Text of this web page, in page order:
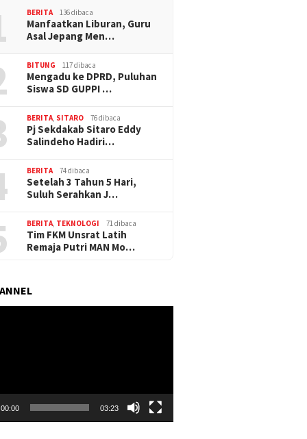
BERITA 136 dibaca
Manfaatkan Liburan, Guru
Asal Jepang Men…
BITUNG 117 dibaca
Mengadu ke DPRD, Puluhan
Siswa SD GUPPI …
BERITA SITARO 76 dibaca
Pj Sekdakab Sitaro Eddy
Salindeho Hadiri…
BERITA 74 dibaca
Setelah 3 Tahun 5 Hari,
Suluh Serahkan J…
BERITA TEKNOLOGI 71 dibaca
Tim FKM Unsrat Latih
Remaja Putri MAN Mo…
00:00 03:23